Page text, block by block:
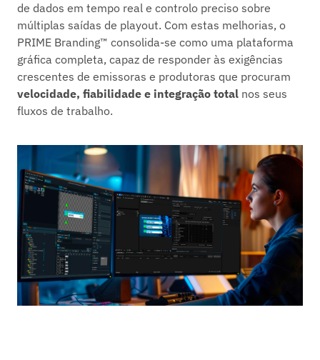
de dados em tempo real e controlo preciso sobre
múltiplas saídas de playout. Com estas melhorias, o
PRIME Branding™ consolida-se como uma plataforma
gráfica completa, capaz de responder às exigências
crescentes de emissoras e produtoras que procuram
velocidade, fiabilidade e integração total nos seus
fluxos de trabalho.